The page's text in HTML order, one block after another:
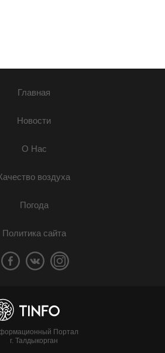
Главная
Новости
О Нас
воздуха
Погода
Политика сайта
Портал
г. Талдыкорган